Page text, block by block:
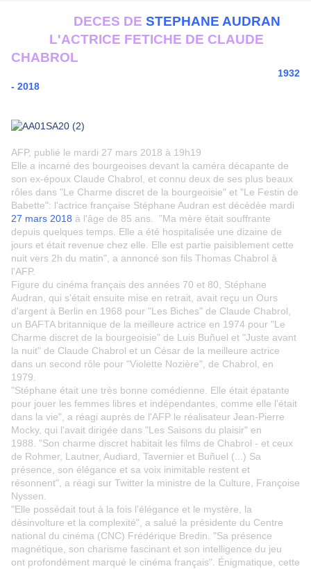
DECES DE STEPHANE AUDRAN
L'ACTRICE FETICHE DE CLAUDE
CHABROL
1932
- 2018
AFP, publié le mardi 27 mars 2018 à 19h19
Elle a incarné des bourgeoises devant la caméra décapante de
son ex-époux Claude Chabrol, et connu deux de ses plus beaux
rôles dans "Le Charme discret de la bourgeoisie" et "Le Festin de
Babette": l'actrice française Stéphane Audran est décédée mardi
27 mars 2018 à l'âge de 85 ans. "Ma mère était souffrante
depuis quelques temps. Elle a été hospitalisée une dizaine de
jours et était revenue chez elle. Elle est partie paisiblement cette
nuit vers 2h du matin", a annoncé son fils Thomas Chabrol à
l'AFP.
Figure du cinéma français des années 70 et 80, Stéphane
Audran, qui s'était ensuite mise en retrait, avait reçu un Ours
d'argent à Berlin en 1968 pour "Les Biches" de Claude Chabrol,
un BAFTA britannique de la meilleure actrice en 1974 pour "Le
Charme discret de la bourgeoisie" de Luis Buñuel et "Juste avant
la nuit" de Claude Chabrol et un César de la meilleure actrice
dans un second rôle pour "Violette Nozière", de Chabrol, en
1979.
"Stéphane était une très bonne comédienne. Elle était épatante
pour jouer les femmes libres et indépendantes, comme elle l'était
dans la vie", a réagi auprès de l'AFP le réalisateur Jean-Pierre
Mocky, qui l'avait dirigée dans "Les Saisons du plaisir" en
1988. "Son charme discret habitait les films de Chabrol - et ceux
de Rohmer, Lautner, Audiard, Tavernier et Buñuel (...) Sa
présence, son élégance et sa voix inimitable restent et
résonnent", a réagi sur Twitter la ministre de la Culture, Françoise
Nyssen.
"Elle possédait tout à la fois l'élégance et le mystère, la
désinvolture et la complexité", a salué la présidente du Centre
national du cinéma (CNC) Frédérique Bredin. "Sa présence
magnétique, son charisme fascinant et son intelligence du jeu
ont profondément marqué le cinéma français". Énigmatique, cette